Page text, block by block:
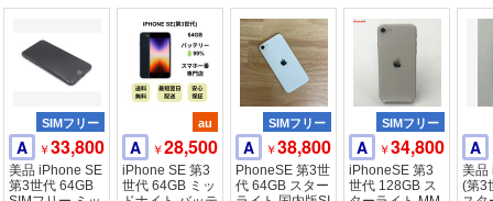
SIMフリー
A ￥33,800
美品 iPhone SE
第3世代 64GB
au
A ￥28,500
iPhone SE 第3
世代 64GB ミッ
SIMフリー
A ￥38,800
PhoneSE 第3世
代 64GB スター
SIMフリー
A ￥34,800
iPhoneSE 第3
世代 128GB ス
A
美品
(第3